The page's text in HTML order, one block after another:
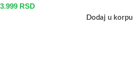
3.999 RSD
Dodaj u korpu